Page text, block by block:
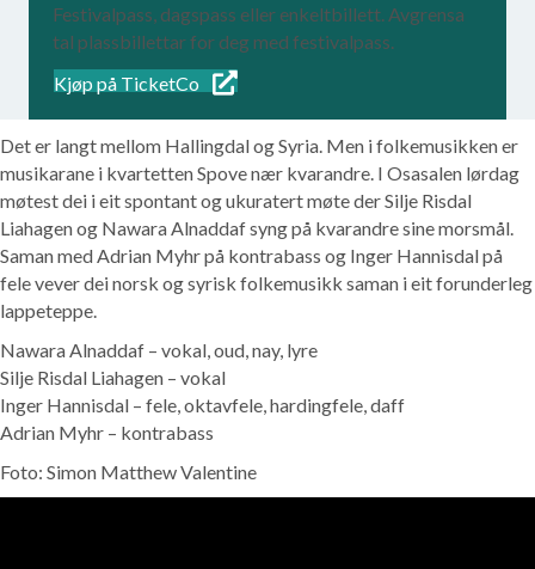
Festivalpass, dagspass eller enkeltbillett. Avgrensa
tal plassbillettar for deg med festivalpass.
Kjøp på TicketCo
Det er langt mellom Hallingdal og Syria. Men i folkemusikken er
musikarane i kvartetten Spove nær kvarandre. I Osasalen lørdag
møtest dei i eit spontant og ukuratert møte der Silje Risdal
Liahagen og Nawara Alnaddaf syng på kvarandre sine morsmål.
Saman med Adrian Myhr på kontrabass og Inger Hannisdal på
fele vever dei norsk og syrisk folkemusikk saman i eit forunderleg
lappeteppe.
Nawara Alnaddaf – vokal, oud, nay, lyre
Silje Risdal Liahagen – vokal
Inger Hannisdal – fele, oktavfele, hardingfele, daff
Adrian Myhr – kontrabass
Foto: Simon Matthew Valentine